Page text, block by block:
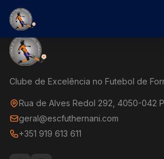
Clube de Excelência no Futebol de
Rua de Alves Redol 292, 4050-042
geral@escfuthernani.com
+351 919 613 611